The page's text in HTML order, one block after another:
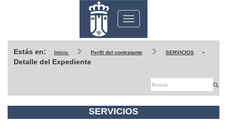
Toggle
navigation
Estás en: Inicio Perfil del contratante SERVICIOS
-
Detalle del Expediente
SERVICIOS